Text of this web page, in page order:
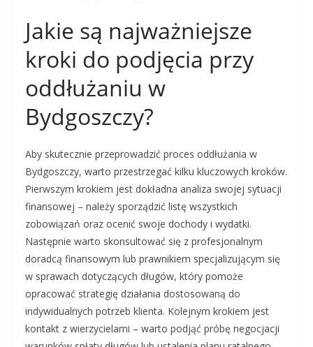
Jakie są najważniejsze
kroki do podjęcia przy
oddłużaniu w
Bydgoszczy?
Aby skutecznie przeprowadzić proces oddłużania w
Bydgoszczy, warto przestrzegać kilku kluczowych kroków.
Pierwszym krokiem jest dokładna analiza swojej sytuacji
finansowej – należy sporządzić listę wszystkich
zobowiązań oraz ocenić swoje dochody i wydatki.
Następnie warto skonsultować się z profesjonalnym
doradcą finansowym lub prawnikiem specjalizującym się
w sprawach dotyczących długów, który pomoże
opracować strategię działania dostosowaną do
indywidualnych potrzeb klienta. Kolejnym krokiem jest
kontakt z wierzycielami – warto podjąć próbę negocjacji